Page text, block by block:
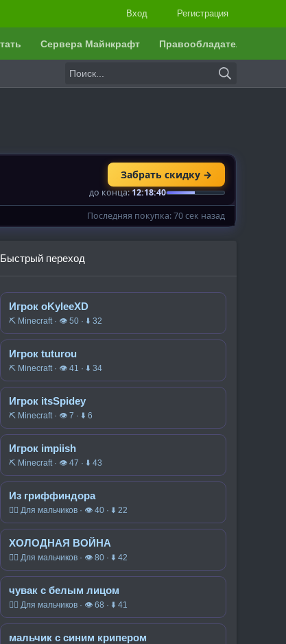
Вход Регистрация
Сервера Майнкрафт Правообладателям
Быстрый переход
Игрок oKyleeXD
⛏️ Minecraft · 👁 50 · ⬇ 32
Игрок tuturou
⛏️ Minecraft · 👁 41 · ⬇ 34
Игрок itsSpidey
⛏️ Minecraft · 👁 7 · ⬇ 6
Игрок impiish
⛏️ Minecraft · 👁 47 · ⬇ 43
Из гриффиндора
🧍‍♂️ Для мальчиков · 👁 40 · ⬇ 22
ХОЛОДНАЯ ВОЙНА
🧍‍♂️ Для мальчиков · 👁 80 · ⬇ 42
чувак с белым лицом
🧍‍♂️ Для мальчиков · 👁 68 · ⬇ 41
мальчик с синим крипером